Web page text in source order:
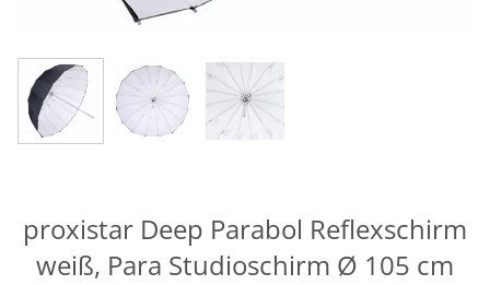
proxistar Deep Parabol Reflexschirm
weiß, Para Studioschirm Ø 105 cm